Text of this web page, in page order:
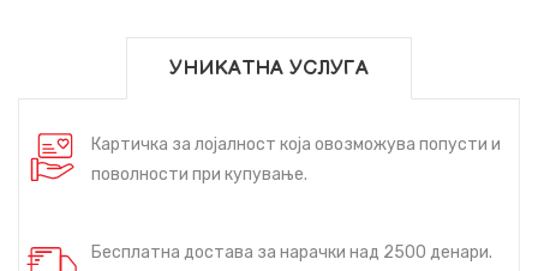
УНИКАТНА УСЛУГА
Картичка за лојалност која овозможува попусти и
поволности при купување.
Бесплатна достава за нарачки над 2500 денари.